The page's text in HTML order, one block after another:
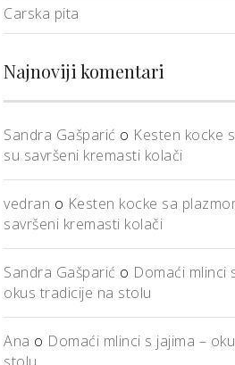
Carska pita
Najnoviji komentari
Sandra Gašparić o Kesten kocke
su savršeni kremasti kolači
vedran o Kesten kocke sa
savršeni kremasti kolači
Sandra Gašparić o Domaći mlinci
okus tradicije na stolu
Ana o Domaći mlinci s jajima –